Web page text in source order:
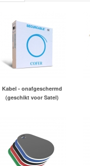
Kabel - onafgeschermd
(geschikt voor Satel)